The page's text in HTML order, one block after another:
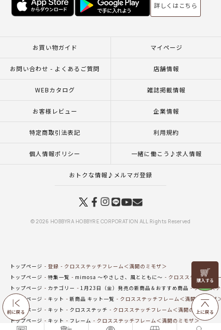
前に戻る
リリヤン
フェア
上に戻る
詳しくはこちら
お買い物ガイド マイページ
お問い合わせ - よくあるご質問 店舗情報
WEBカタログ 雑誌掲載情報
お客様レビュー 企業情報
特定商取引法表記 利用規約
個人情報ポリシー 一緒に働こう♪求人情報
おトクな情報♪メルマガ登録
© 2026 HOBBYRA HOBBYRE CORPORATION ALL Rights Reserved
トップページ 登録
クロスステッチフレーム＜満開のミモザ＞
トップページ
特集一覧 mimosa ～やさしさ、風とともに～
クロスステッチフレ
トップページ
カテゴリー 1月23日（金）発売の新商品＆おすすめ商品 クロスス
トップページ
キット 新商品 キット一覧
クロスステッチフレーム＜満開のミモザ
トップページ
キット クロスステッチ
クロスステッチフレーム＜満開のミモザ＞
トップページ
キット フレーム
クロスステッチフレーム＜満開のミモザ＞